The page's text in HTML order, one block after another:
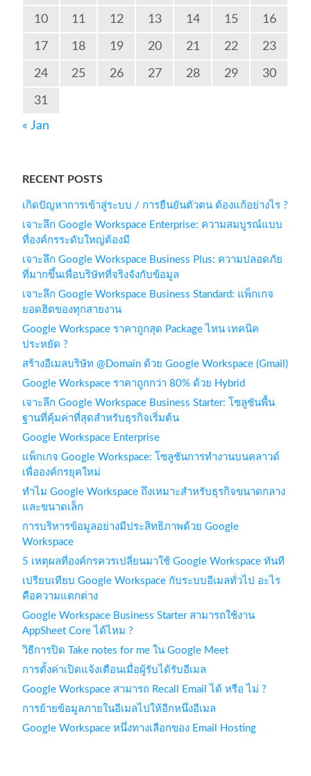
10 11 12 13 14 15 16
17 18 19 20 21 22 23
24 25 26 27 28 29 30
31
« Jan
RECENT POSTS
เกิดปัญหาการเข้าสู่ระบบ / การยืนยันตัวตน ต้องแก้อย่างไร ?
เจาะลึก Google Workspace Enterprise: ความสมบูรณ์แบบ
ที่องค์กรระดับใหญ่ต้องมี
เจาะลึก Google Workspace Business Plus: ความปลอดภัย
ที่มากขึ้นเพื่อบริษัทที่จริงจังกับข้อมูล
เจาะลึก Google Workspace Business Standard: แพ็กเกจ
ยอดฮิตของทุกสายงาน
Google Workspace ราคาถูกสุด Package ไหน เทคนิค
ประหยัด ?
สร้างอีเมลบริษัท @Domain ด้วย Google Workspace (Gmail)
Google Workspace ราคาถูกกว่า 80% ด้วย Hybrid
เจาะลึก Google Workspace Business Starter: โซลูชันพื้น
ฐานที่คุ้มค่าที่สุดสำหรับธุรกิจเริ่มต้น
Google Workspace Enterprise
แพ็กเกจ Google Workspace: โซลูชันการทำงานบนคลาวด์
เพื่อองค์กรยุคใหม่
ทำไม Google Workspace ถึงเหมาะสำหรับธุรกิจขนาดกลาง
และขนาดเล็ก
การบริหารข้อมูลอย่างมีประสิทธิภาพด้วย Google
Workspace
5 เหตุผลที่องค์กรควรเปลี่ยนมาใช้ Google Workspace ทันที
เปรียบเทียบ Google Workspace กับระบบอีเมลทั่วไป อะไร
คือความแตกต่าง
Google Workspace Business Starter สามารถใช้งาน
AppSheet Core ได้ไหม ?
วิธีการปิด Take notes for me ใน Google Meet
การตั้งค่าเปิดแจ้งเตือนเมื่อผู้รับได้รับอีเมล
Google Workspace สามารถ Recall Email ได้ หรือ ไม่ ?
การย้ายข้อมูลภายในอีเมลไปให้อีกหนึ่งอีเมล
Google Workspace หนึ่งทางเลือกของ Email Hosting